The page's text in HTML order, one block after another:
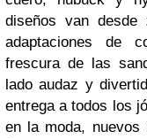
diseños van desde
adaptaciones de
frescura de las
lado audaz y
entrega a todos los
en la moda,